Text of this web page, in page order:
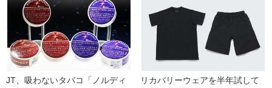
JT、吸わないタバコ「ノルディ
リカバリーウェアを半年試して